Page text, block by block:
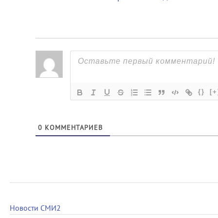
{}
0 КОММЕНТАРИЕВ
Новости СМИ2